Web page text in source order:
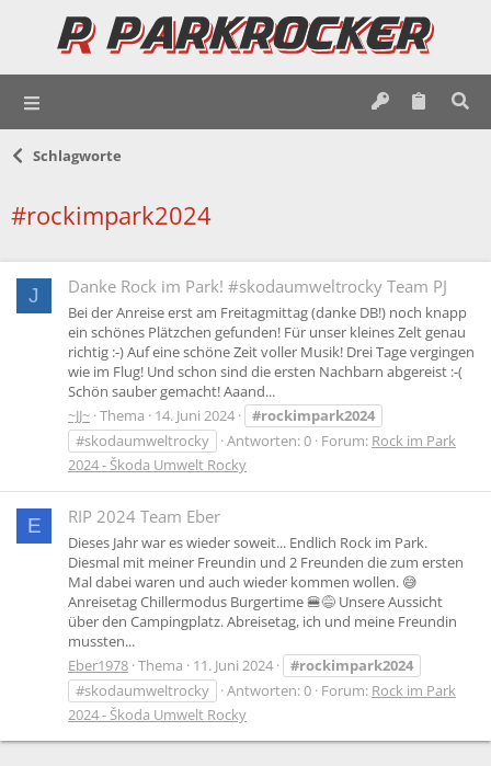
Schlagworte
#rockimpark2024
J Danke Rock im Park! #skodaumweltrocky Team PJ
Bei der Anreise erst am Freitagmittag (danke DB!) noch knapp
ein schönes Plätzchen gefunden! Für unser kleines Zelt genau
richtig :-) Auf eine schöne Zeit voller Musik! Drei Tage vergingen
wie im Flug! Und schon sind die ersten Nachbarn abgereist :-(
Schön sauber gemacht! Aaand...
~JJ~ Thema 14. Juni 2024
#rockimpark2024
#skodaumweltrocky
Antworten: 0 Forum: Rock im Park
2024 - Škoda Umwelt Rocky
E RIP 2024 Team Eber
Dieses Jahr war es wieder soweit... Endlich Rock im Park.
Diesmal mit meiner Freundin und 2 Freunden die zum ersten
Mal dabei waren und auch wieder kommen wollen. 😅
Anreisetag Chillermodus Burgertime 🍔😅 Unsere Aussicht
über den Campingplatz. Abreisetag, ich und meine Freundin
mussten...
Eber1978 Thema 11. Juni 2024
#rockimpark2024
#skodaumweltrocky
Antworten: 0 Forum: Rock im Park
2024 - Škoda Umwelt Rocky